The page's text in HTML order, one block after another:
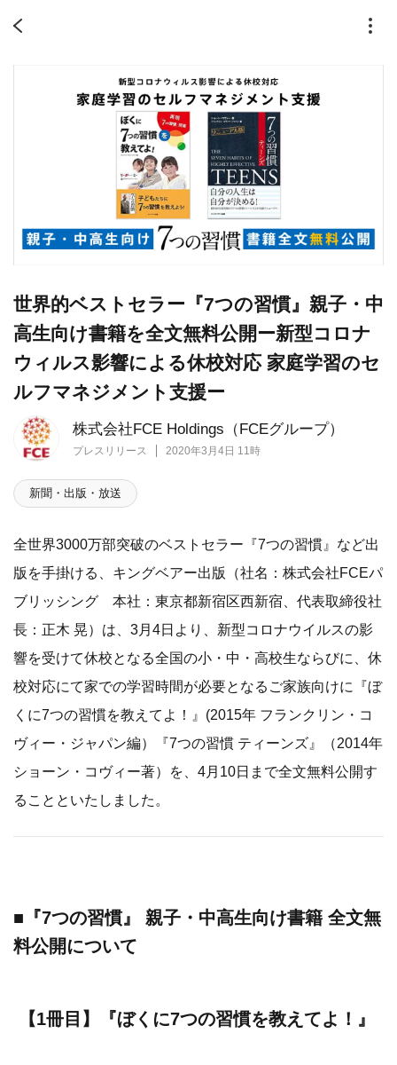
株式会社FCE Holdings（FCEグループ）
プレスリリース 2020年3月4日 11時
世界的ベストセラー『7つの習慣』親子・中
高生向け書籍を全文無料公開ー新型コロナ
ウィルス影響による休校対応 家庭学習のセ
ルフマネジメント支援ー
新聞・出版・放送
全世界3000万部突破のベストセラー『7つの習慣』など出
版を手掛ける、キングベアー出版（社名：株式会社FCEパ
ブリッシング 本社：東京都新宿区西新宿、代表取締役社
長：正木 晃）は、3月4日より、新型コロナウイルスの影
響を受けて休校となる全国の小・中・高校生ならびに、休
校対応にて家での学習時間が必要となるご家族向けに『ぼ
くに7つの習慣を教えてよ！』(2015年 フランクリン・コ
ヴィー・ジャパン編）『7つの習慣 ティーンズ』（2014年
ショーン・コヴィー著）を、4月10日まで全文無料公開す
ることといたしました。
■『7つの習慣』 親子・中高生向け書籍 全文無
料公開について
【1冊目】『ぼくに7つの習慣を教えてよ！』